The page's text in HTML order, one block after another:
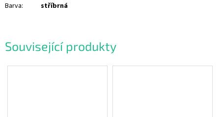
Související produkty
Barva: stříbrná